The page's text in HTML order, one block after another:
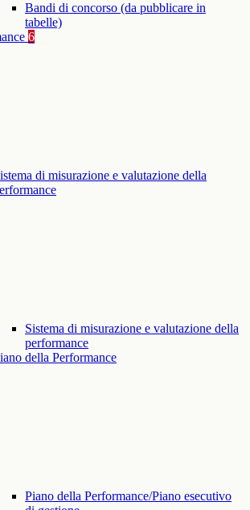
Bandi di concorso (da pubblicare in
tabelle)
6
di misurazione e valutazione della
Sistema di misurazione e valutazione della
performance
della Performance
Piano della Performance/Piano esecutivo